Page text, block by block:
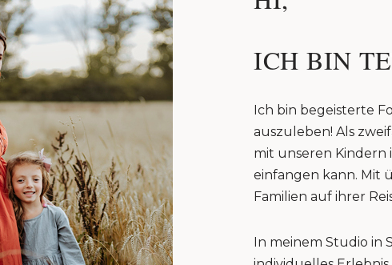
ICH BIN
Ich bin begeisterte
auszuleben! Als
mit unseren Kindern
einfangen kann. Mit
Familien auf ihrer
In meinem Studio in